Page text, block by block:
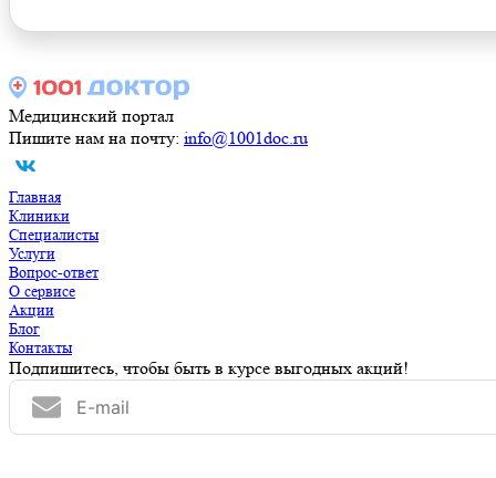
Медицинский портал
Пишите нам на почту: info@1001doc.ru
Главная
Клиники
Специалисты
Услуги
Вопрос-ответ
О сервисе
Акции
Блог
Контакты
Подпишитесь, чтобы быть в курсе выгодных акций!